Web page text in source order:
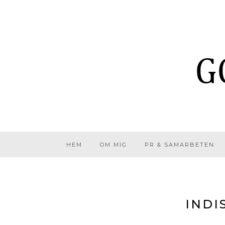
HEM OM MIG PR & SAMARBETEN